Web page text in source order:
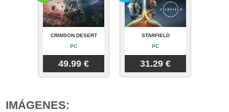
CRIMSON DESERT
PC
49.99 €
STARFIELD
PC
31.29 €
IMÁGENES: